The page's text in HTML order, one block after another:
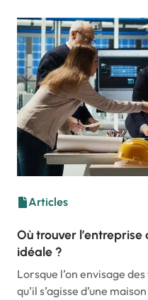
Articles
Où trouver
idéale ?
Lorsque l’on envisage
qu’il s’agisse d’une